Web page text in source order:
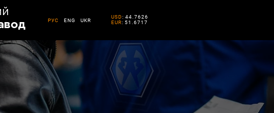
РУС ENG UKR
USD: 44.7626
EUR: 51.6717